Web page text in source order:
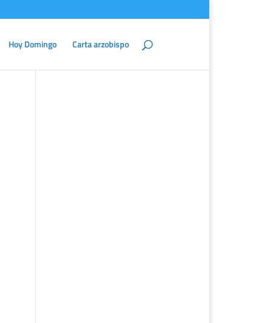
Hoy Domingo Carta arzobispo